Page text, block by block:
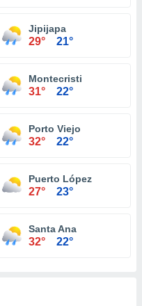
Jipijapa
29° 21°
Montecristi
31° 22°
Porto Viejo
32° 22°
Puerto López
27° 23°
Santa Ana
32° 22°